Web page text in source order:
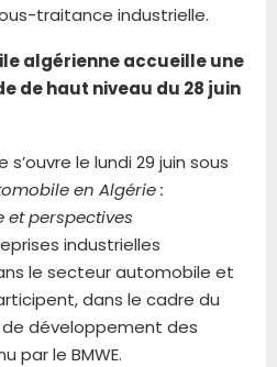
traitance industrielle.
algérienne accueille une
de haut niveau du 28 juin
le lundi 29 juin sous
en Algérie :
perspectives
industrielles
le secteur automobile et
dans le cadre du
développement des
par le BMWE.